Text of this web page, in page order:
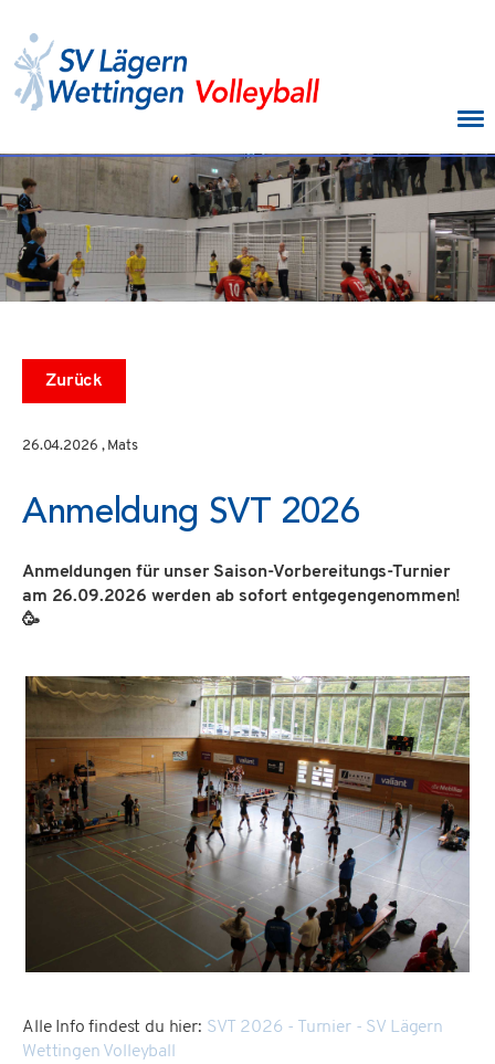
Zurück
26.04.2026 , Mats
Anmeldung SVT 2026
Anmeldungen für unser Saison-Vorbereitungs-Turnier
am 26.09.2026 werden ab sofort entgegengenommen!
🥳
Alle Info findest du hier: SVT 2026 - Turnier - SV Lägern
Wettingen Volleyball